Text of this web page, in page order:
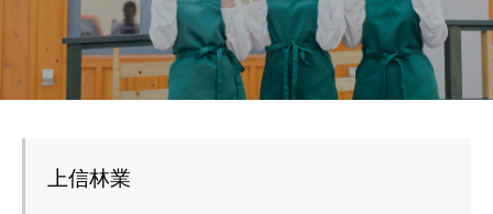
上信林業